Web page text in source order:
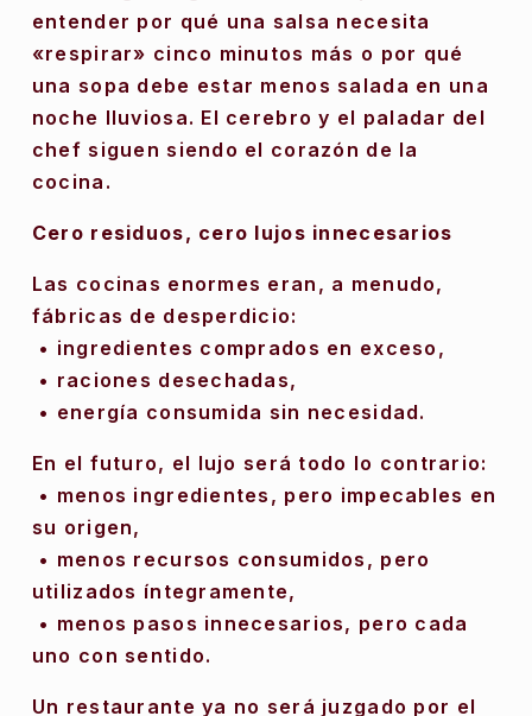
entender por qué una salsa necesita
«respirar» cinco minutos más o por qué
una sopa debe estar menos salada en una
noche lluviosa. El cerebro y el paladar del
chef siguen siendo el corazón de la
cocina.
Cero residuos, cero lujos innecesarios
Las cocinas enormes eran, a menudo,
fábricas de desperdicio:
• ingredientes comprados en exceso,
• raciones desechadas,
• energía consumida sin necesidad.
En el futuro, el lujo será todo lo contrario:
su origen,
utilizados íntegramente,
uno con sentido.
Un restaurante ya no será juzgado por el